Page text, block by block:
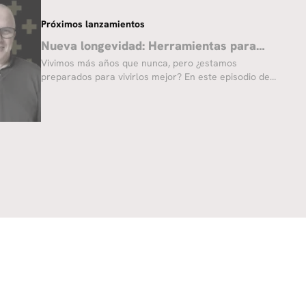
infancia hasta la adultez.
Próximos lanzamientos
Nueva longevidad: Herramientas para
vivir más
Vivimos más años que nunca, pero ¿estamos
preparados para vivirlos mejor? En este episodio de